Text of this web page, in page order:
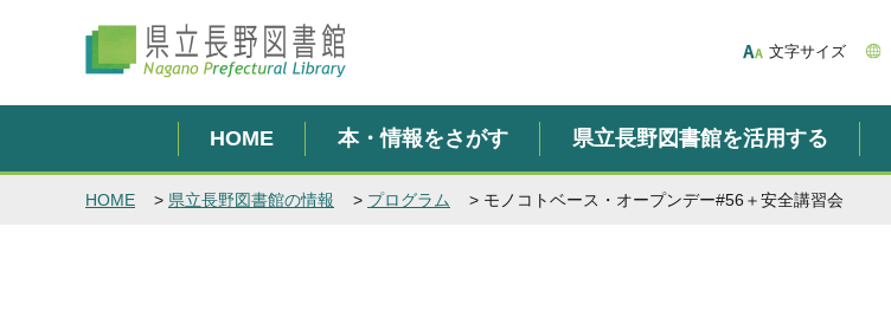
県立長野図書館
文字サイズ
HOME 本・情報をさがす 県立長野図書館を活用する
HOME > 県立長野図書館の情報 > プログラム > モノコトベース・オープンデー#56＋安全講習会